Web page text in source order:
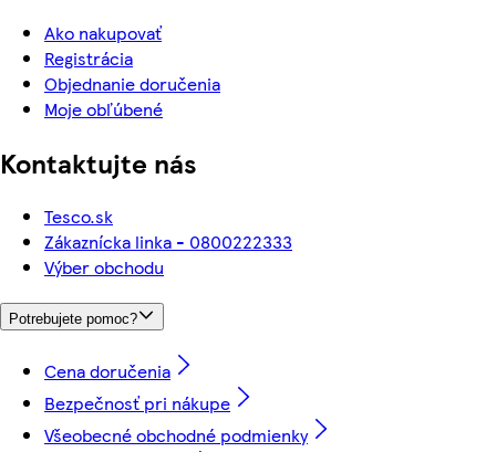
Ako nakupovať
Registrácia
Objednanie doručenia
Moje obľúbené
Kontaktujte nás
Tesco.sk
Zákaznícka linka - 0800222333
Výber obchodu
Potrebujete pomoc?
Cena doručenia
Bezpečnosť pri nákupe
Všeobecné obchodné podmienky